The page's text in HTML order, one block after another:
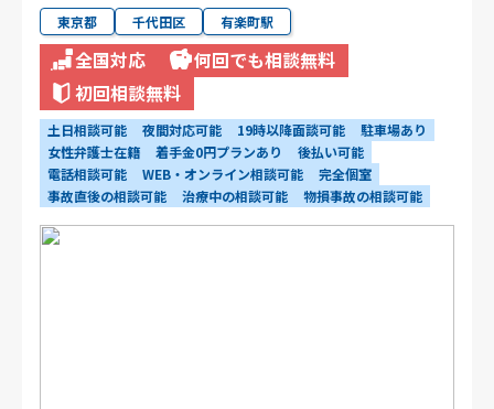
東京都 千代田区 有楽町駅
全国対応
何回でも相談無料
初回相談無料
土日相談可能 夜間対応可能 19時以降面談可能
駐車場あり
女性弁護士在籍
着手金0円プランあり
後払い可能
電話相談可能
WEB・オンライン相談可能
完全個室
事故直後の相談可能
治療中の相談可能 物損事故の相談可能